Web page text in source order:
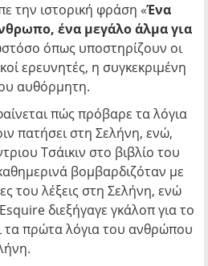
την ιστορική φράση «Ένα
ένα μεγάλο άλμα για
όπως υποστηρίζουν οι
ερευνητές, η συγκεκριμένη
αυθόρμητη.
πώς πρόβαρε τα λόγια
πατήσει στη Σελήνη, ενώ,
Τσάικιν στο βιβλίο του
βομβαρδιζόταν με
του λέξεις στη Σελήνη, ενώ
διεξήγαγε γκάλοπ για το
τα πρώτα λόγια του ανθρώπου